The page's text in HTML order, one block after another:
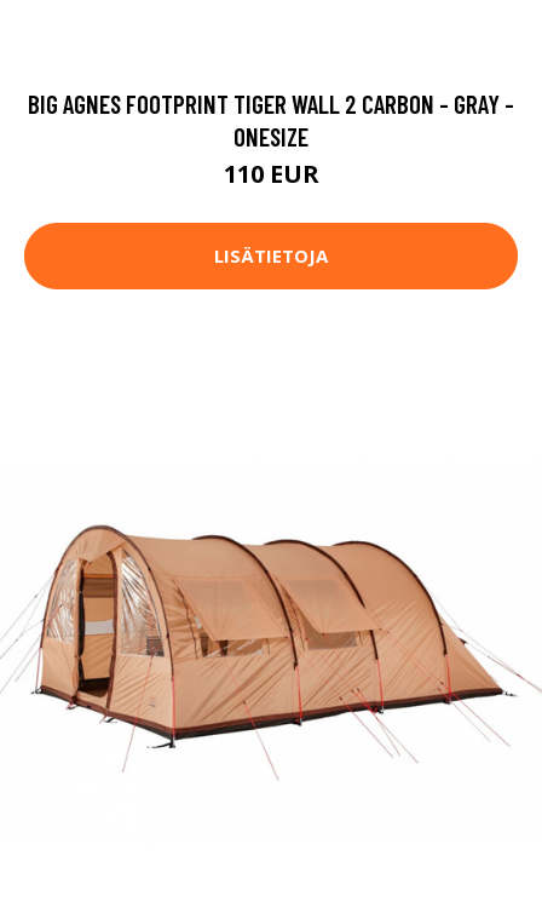
BIG AGNES FOOTPRINT TIGER WALL 2 CARBON - GRAY -
ONESIZE
110 EUR
LISÄTIETOJA